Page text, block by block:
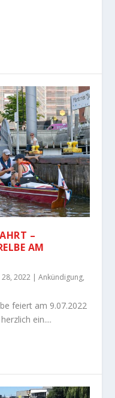
–
AM
28, 2022 |Ankündigung,
feiert am 9.07.2022
ein....